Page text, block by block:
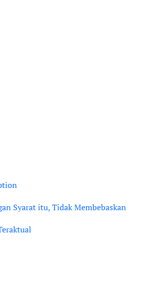
Syarat itu, Tidak Membebaskan